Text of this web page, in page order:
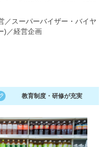
お知らせ
お役立ち記事・相談室など
就活チャンネル
動画で対策講座をチェック
／ スーパーバイザー・バイヤ
) ／経営企画
教育制度・研修が充実